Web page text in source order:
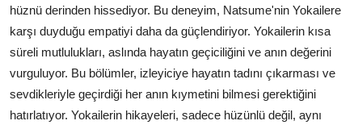
hüznü derinden hissediyor. Bu deneyim, Natsume'nin Yokailere
karşı duyduğu empatiyi daha da güçlendiriyor. Yokailerin kısa
süreli mutlulukları, aslında hayatın geçiciliğini ve anın değerini
vurguluyor. Bu bölümler, izleyiciye hayatın tadını çıkarması ve
sevdikleriyle geçirdiği her anın kıymetini bilmesi gerektiğini
hatırlatıyor. Yokailerin hikayeleri, sadece hüzünlü değil, aynı